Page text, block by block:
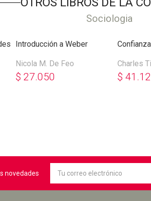
Sociologia
Introducción a Weber
Nicola M. De Feo
$ 27.050
Charles
$
novedades